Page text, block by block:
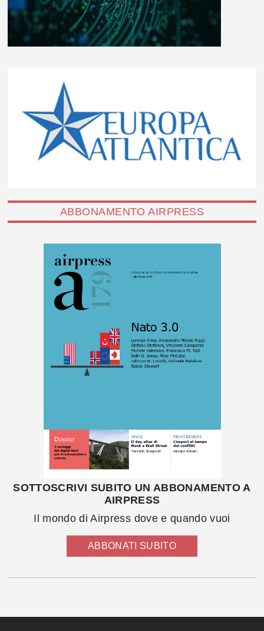
ABBONAMENTO AIRPRESS
SOTTOSCRIVI SUBITO UN ABBONAMENTO A
AIRPRESS
Il mondo di Airpress dove e quando vuoi
ABBONATI SUBITO